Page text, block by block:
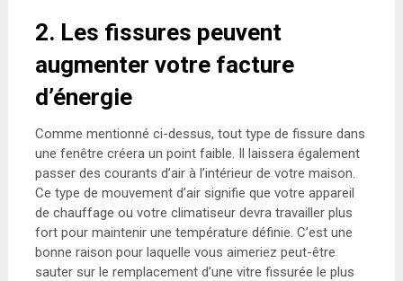
2. Les fissures peuvent
augmenter votre facture
d’énergie
Comme mentionné ci-dessus, tout type de fissure dans
une fenêtre créera un point faible. Il laissera également
passer des courants d’air à l’intérieur de votre maison.
Ce type de mouvement d’air signifie que votre appareil
de chauffage ou votre climatiseur devra travailler plus
fort pour maintenir une température définie. C’est une
bonne raison pour laquelle vous aimeriez peut-être
sauter sur le remplacement d’une vitre fissurée le plus